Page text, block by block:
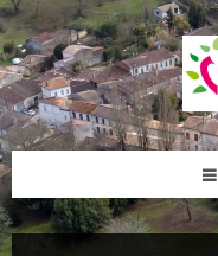
Skip
to
content
Skip
to
left
sidebar
Skip
to
right
sidebar
Skip
to
footer